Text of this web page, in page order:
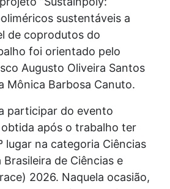
sustentáveis a
de coprodutos do
foi orientado pelo
Augusto Oliveira Santos
Mônica Barbosa Canuto.
participar do evento
após o trabalho ter
lugar na categoria Ciências
Brasileira de Ciências e
2026. Naquela ocasião,